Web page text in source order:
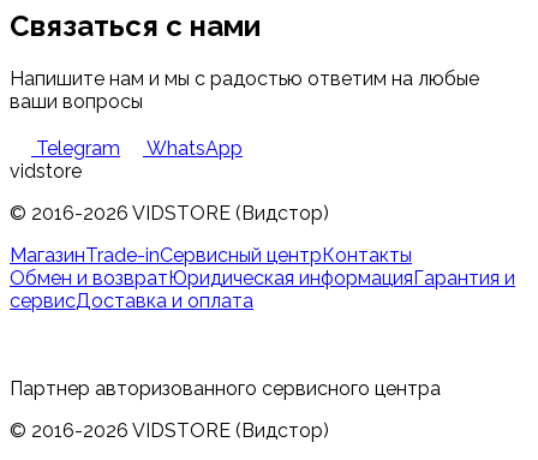
Связаться с нами
Напишите нам и мы с радостью ответим на любые
ваши вопросы
Telegram
WhatsApp
vidstore
© 2016-2026 VIDSTORE (Видстор)
МагазинTrade-inСервисный центрКонтакты
Обмен и возвратЮридическая информацияГарантия и
сервисДоставка и оплата
Партнер авторизованного сервисного центра
© 2016-2026 VIDSTORE (Видстор)